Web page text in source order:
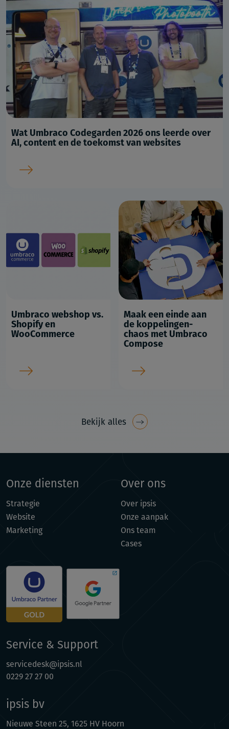
Wat Umbraco Codegarden 2026 ons leerde over
AI, content en de toekomst van websites
Umbraco webshop vs.
Shopify en
WooCommerce
Maak een einde aan
de koppelingen-
chaos met Umbraco
Compose
Bekijk alles
Onze diensten
Strategie
Website
Marketing
Over ons
Over ipsis
Onze aanpak
Ons team
Cases
Service & Support
servicedesk@ipsis.nl
0229 27 27 00
ipsis bv
Nieuwe Steen 25, 1625 HV Hoorn